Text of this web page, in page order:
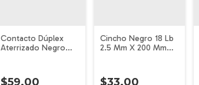
Contacto Dúplex
Aterrizado Negro
$59.00
Cincho Negro 18 Lb
2.5 Mm X 200 Mm
$33.00